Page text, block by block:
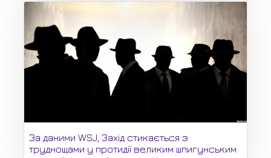
За даними WSJ, Захід стикається з
труднощами у протидії великим шпигунським